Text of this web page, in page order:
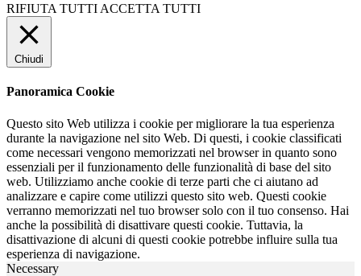
RIFIUTA TUTTI ACCETTA TUTTI
Chiudi
Panoramica Cookie
Questo sito Web utilizza i cookie per migliorare la tua esperienza
durante la navigazione nel sito Web. Di questi, i cookie classificati
come necessari vengono memorizzati nel browser in quanto sono
essenziali per il funzionamento delle funzionalità di base del sito
web. Utilizziamo anche cookie di terze parti che ci aiutano ad
analizzare e capire come utilizzi questo sito web. Questi cookie
verranno memorizzati nel tuo browser solo con il tuo consenso. Hai
anche la possibilità di disattivare questi cookie. Tuttavia, la
disattivazione di alcuni di questi cookie potrebbe influire sulla tua
esperienza di navigazione.
Necessary